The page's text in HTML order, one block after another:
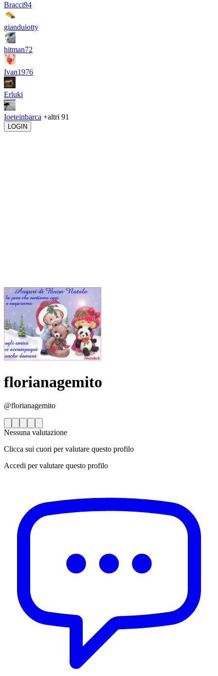
Bracci94
gianduiotty
hitman72
Ivan1976
Erluki
Ioeteinbarca +altri 91
LOGIN
florianagemito
@florianagemito
Nessuna valutazione
Clicca sui cuori per valutare questo profilo
Accedi per valutare questo profilo